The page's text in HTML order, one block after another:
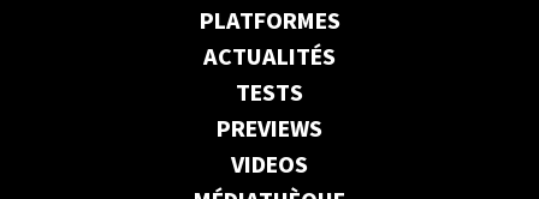
PLATFORMES
ACTUALITÉS
TESTS
PREVIEWS
VIDEOS